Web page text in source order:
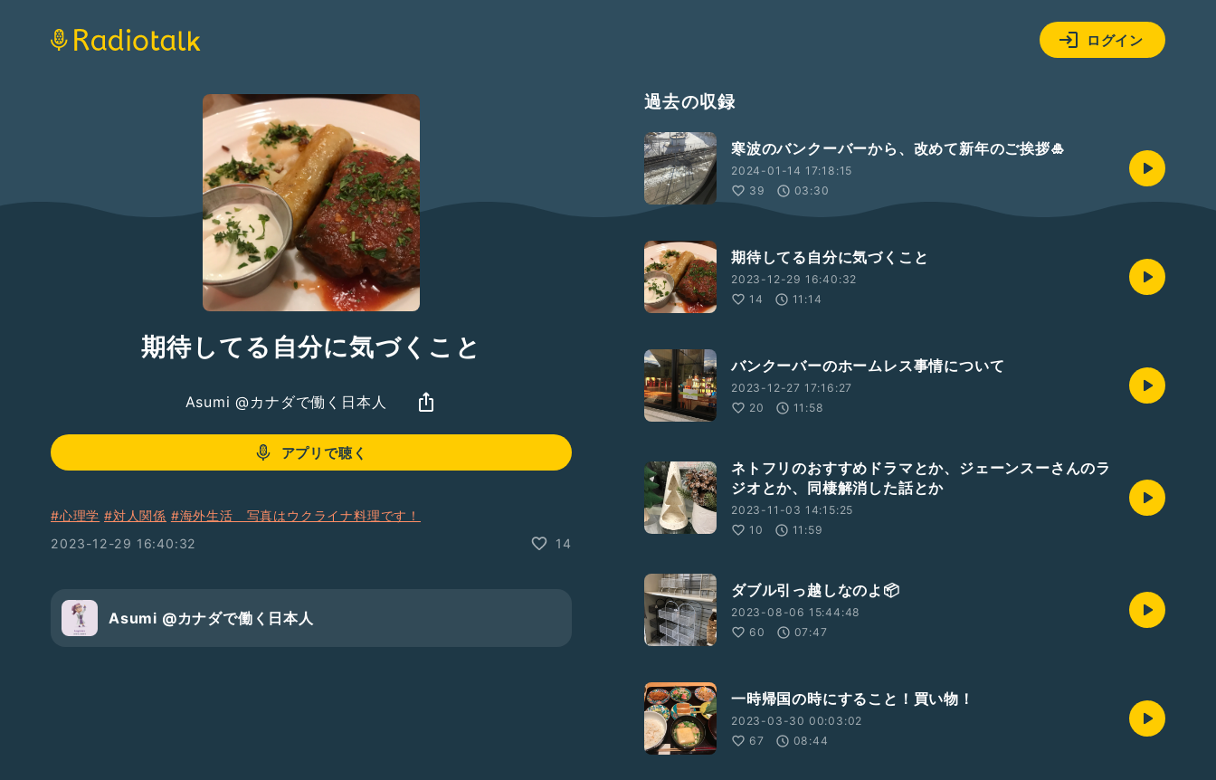
ログイン
期待してる自分に気づくこと
Asumi @カナダで働く日本人
アプリで聴く
#心理学 #対人関係 #海外生活 写真はウクライナ料理です！
2023-12-29 16:40:32
14
Asumi @カナダで働く日本人
過去の収録
寒波のバンクーバーから、改めて新年のご挨拶🎍
2024-01-14 17:18:15
39
03:30
期待してる自分に気づくこと
2023-12-29 16:40:32
14
11:14
バンクーバーのホームレス事情について
2023-12-27 17:16:27
20
11:58
ネトフリのおすすめドラマとか、ジェーンスーさんのラ
ジオとか、同棲解消した話とか
2023-11-03 14:15:25
10
11:59
ダブル引っ越しなのよ📦
2023-08-06 15:44:48
60
07:47
一時帰国の時にすること！買い物！
2023-03-30 00:03:02
67
08:44